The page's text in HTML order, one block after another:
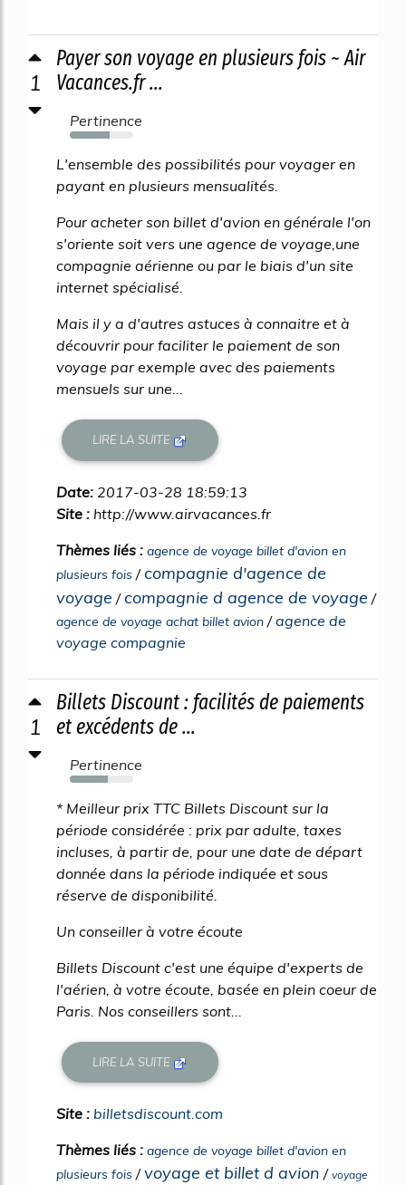
1
Payer son voyage en plusieurs fois ~ Air
Vacances.fr ...
Pertinence
63%
L'ensemble des possibilités pour voyager en
payant en plusieurs mensualités.
Pour acheter son billet d'avion en générale l'on
s'oriente soit vers une agence de voyage,une
compagnie aérienne ou par le biais d'un site
internet spécialisé.
Mais il y a d'autres astuces à connaitre et à
découvrir pour faciliter le paiement de son
voyage par exemple avec des paiements
mensuels sur une...
LIRE LA SUITE
Date: 2017-03-28 18:59:13
Site : http://www.airvacances.fr
Thèmes liés : agence de voyage billet d'avion en
plusieurs fois /compagnie d'agence de
voyage /compagnie d agence de voyage /
agence de voyage achat billet avion /agence de
voyage compagnie
1
Billets Discount : facilités de paiements
et excédents de ...
Pertinence
60%
* Meilleur prix TTC Billets Discount sur la
période considérée : prix par adulte, taxes
incluses, à partir de, pour une date de départ
donnée dans la période indiquée et sous
réserve de disponibilité.
Un conseiller à votre écoute
Billets Discount c'est une équipe d'experts de
l'aérien, à votre écoute, basée en plein coeur de
Paris. Nos conseillers sont...
LIRE LA SUITE
Site : billetsdiscount.com
Thèmes liés : agence de voyage billet d'avion en
plusieurs fois /voyage et billet d avion / voyage